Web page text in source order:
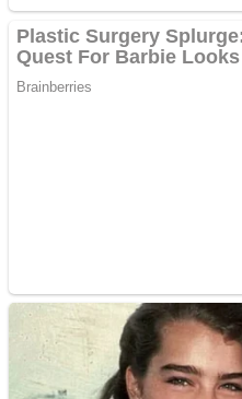
Riau
Sulawesi Tengah